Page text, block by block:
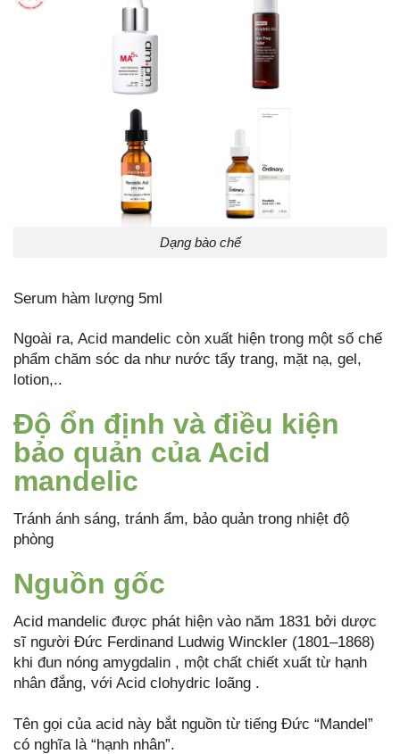
Dạng bào chế
Serum hàm lượng 5ml
Ngoài ra, Acid mandelic còn xuất hiện trong một số chế
phẩm chăm sóc da như nước tẩy trang, mặt nạ, gel,
lotion,..
Độ ổn định và điều kiện
bảo quản của Acid
mandelic
Tránh ánh sáng, tránh ẩm, bảo quản trong nhiệt độ
phòng
Nguồn gốc
Acid mandelic được phát hiện vào năm 1831 bởi dược
sĩ người Đức Ferdinand Ludwig Winckler (1801–1868)
khi đun nóng amygdalin , một chất chiết xuất từ hạnh
nhân đắng, với Acid clohydric loãng .
Tên gọi của acid này bắt nguồn từ tiếng Đức “Mandel”
có nghĩa là “hạnh nhân”.